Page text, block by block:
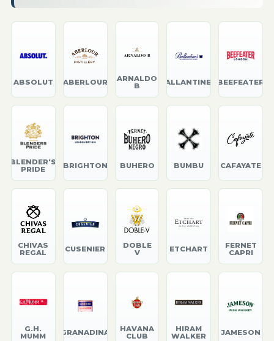
ABSOLUT ABERLOUR
ARNALDO
B
BALLANTINE'S BEEFEATER
BLENDER'S
PRIDE
BRIGHTON BUHERO BUMBU CAFAYATE
CHIVAS
REGAL
CUSENIER
DOBLE
V
ETCHART
FERNET
CAPRI
G.H.
MUMM
GRANADINA
HAVANA
CLUB
HIRAM
WALKER
JAMESON